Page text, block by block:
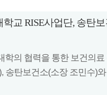
학교 RISE사업단, 송탄
학의 협력을 통한 보건의
송탄보건소(소장 조민수)